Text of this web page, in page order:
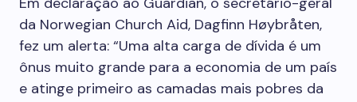
da Norwegian Church Aid, Dagfinn Høybråten,
fez um alerta: “Uma alta carga de dívida é um
ônus muito grande para a economia de um país
e atinge primeiro as camadas mais pobres da